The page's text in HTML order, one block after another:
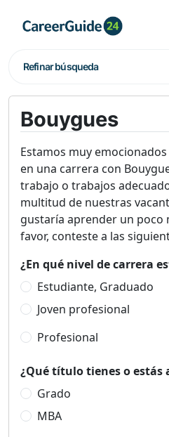
Refinar búsqueda
Bouygues
Estamos muy
en una carrera con
trabajo o trabajos
multitud de nuestras
gustaría aprender un poco
favor, conteste a las
¿En qué nivel de carrera
Estudiante, Graduado
Joven profesional
Profesional
¿Qué título tienes o estás
Grado
MBA